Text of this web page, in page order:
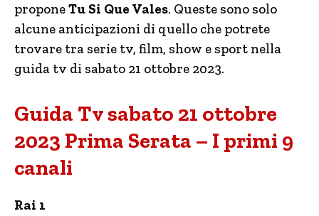
proponeTu Si Que Vales. Queste sono solo
alcune anticipazioni di quello che potrete
trovare tra serie tv, film, show e sport nella
guida tv di sabato 21 ottobre 2023.
Guida Tv sabato 21 ottobre
2023 Prima Serata – I primi 9
canali
Rai 1